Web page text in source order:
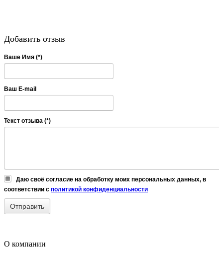
Добавить отзыв
Ваше Имя (*)
Ваш E-mail
Текст отзыва (*)
Даю своё согласие на обработку моих персональных данных, в
соответствии с политикой конфиденциальности
О компании